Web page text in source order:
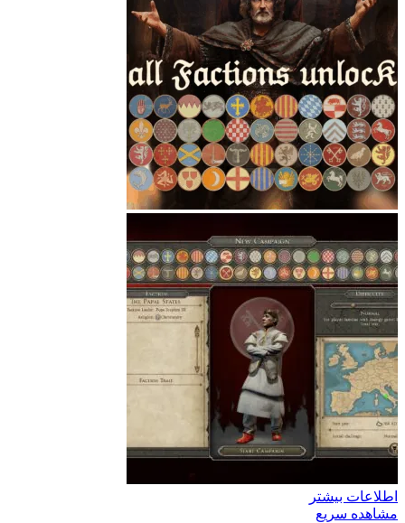
اطلاعات بیشتر
مشاهده سریع